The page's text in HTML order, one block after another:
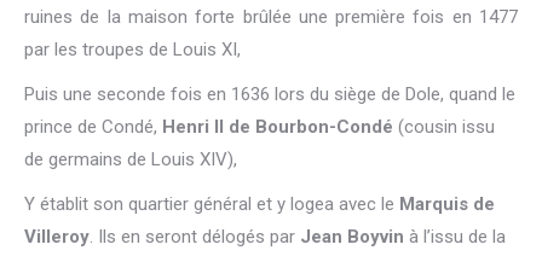
ruines de la maison forte brûlée une première fois en 1477
par les troupes de Louis XI,
Puis une seconde fois en 1636 lors du siège de Dole, quand le
prince de Condé, Henri II de Bourbon-Condé (cousin issu
de germains de Louis XIV),
Y établit son quartier général et y logea avec le Marquis de
Villeroy. Ils en seront délogés par Jean Boyvin à l’issu de la